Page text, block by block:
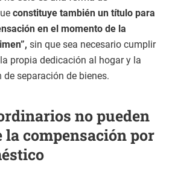
constituye también un título para
en el momento de la
sin que sea necesario cumplir
propia dedicación al hogar y la
separación de bienes.
no pueden
la compensación por